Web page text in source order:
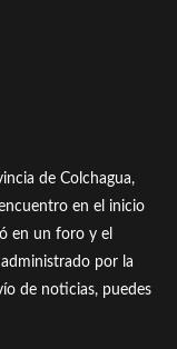
de Colchagua,
en el inicio
en un foro y el
por la
de noticias, puedes